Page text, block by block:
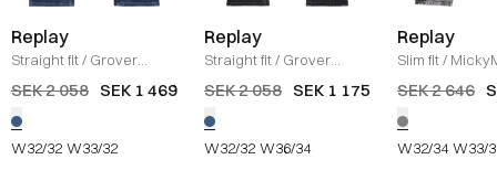
Replay
Straight fit/ Grover
Jeans
DENIM
SEK 2 058 SEK 1 469
W32/32 W33/32
Replay
Straight fit/ Grover
Jeans
DENIM
SEK 2 058 SEK 1 175
W32/32 W36/34
Replay
Slim fit/
GRÅ
SEK 2 646
W32/34 W33/